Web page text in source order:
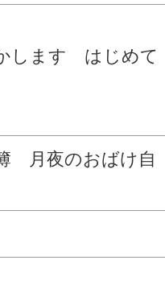
します はじめて
月夜のおばけ自